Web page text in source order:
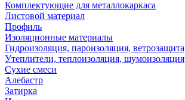
Комплектующие для металлокаркаса
Листовой материал
Профиль
Изоляционные материалы
Гидроизоляция, пароизоляция, ветрозащита
Утеплители, теплоизоляция, шумоизоляция
Сухие смеси
Алебастр
Затирка